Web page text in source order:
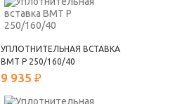
УПЛОТНИТЕЛЬНАЯ ВСТАВКА
ВМТ Р 250/160/40
9 935 ₽